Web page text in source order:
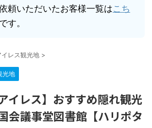
頼いただいたお客様一覧はこち
です。
レス観光地 >
光地
イレス】おすすめ隠れ観光
会議事堂図書館【ハリポタ